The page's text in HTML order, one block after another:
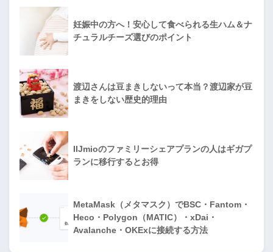
妊娠中の方へ！安心して食べられる生ハム＆ナ
チュラルチーズ選びのポイント
渡辺さんは豆まきしないって本当？渡辺家が豆
まきをしない歴史的理由
IIJmioのファミリーシェアプランの人はギガプ
ランに移行するとお得
MetaMask（メタマスク）でBSC・Fantom・
Heco・Polygon（MATIC）・xDai・
Avalanche・OKExに接続する方法